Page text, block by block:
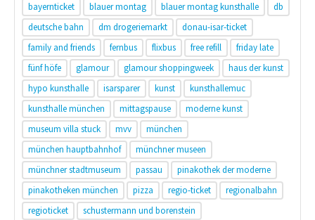
bayernticket
blauer montag blauer montag kunsthalle
db
deutsche bahn
dm drogeriemarkt
donau-isar-ticket
family and friends
fernbus flixbus free refill
friday late
fünf höfe
glamour glamour shoppingweek
haus der kunst
hypo kunsthalle
isarsparer kunst
kunsthallemuc
kunsthalle münchen
mittagspause
moderne kunst
museum villa stuck
mvv
münchen
münchen hauptbahnhof
münchner museen
münchner stadtmuseum
passau
pinakothek der moderne
pinakotheken münchen
pizza regio-ticket
regionalbahn
regioticket
schustermann und borenstein